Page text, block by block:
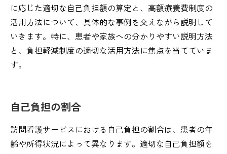
に応じた適切な自己負担額の算定と、高額療養費制度の
活用方法について、具体的な事例を交えながら説明して
いきます。特に、患者や家族への分かりやすい説明方法
と、負担軽減制度の適切な活用方法に焦点を当てていま
す。
自己負担の割合
訪問看護サービスにおける自己負担の割合は、患者の年
齢や所得状況によって異なります。適切な自己負担額を